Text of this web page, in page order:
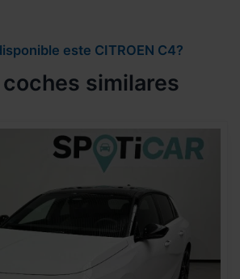
este CITROEN C4?
similares